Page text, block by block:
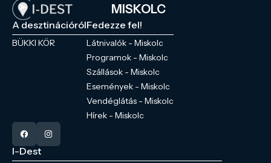
MISKOLC
A desztinációról
BÜKKI KÖR
Fedezze fel!
Látnivalók - Miskolc
Programok - Miskolc
Szállások - Miskolc
Események - Miskolc
Vendéglátás - Miskolc
Hírek - Miskolc
I-Dest